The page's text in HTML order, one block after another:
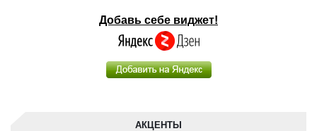
Добавь себе виджет!
АКЦЕНТЫ